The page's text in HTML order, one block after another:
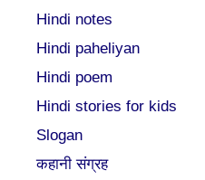
Hindi notes
Hindi paheliyan
Hindi poem
Hindi stories for kids
Slogan
कहानी संग्रह